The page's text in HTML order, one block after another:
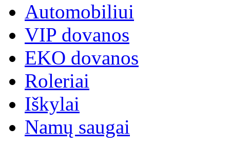
Automobiliui
VIP dovanos
EKO dovanos
Roleriai
Iškylai
Namų saugai